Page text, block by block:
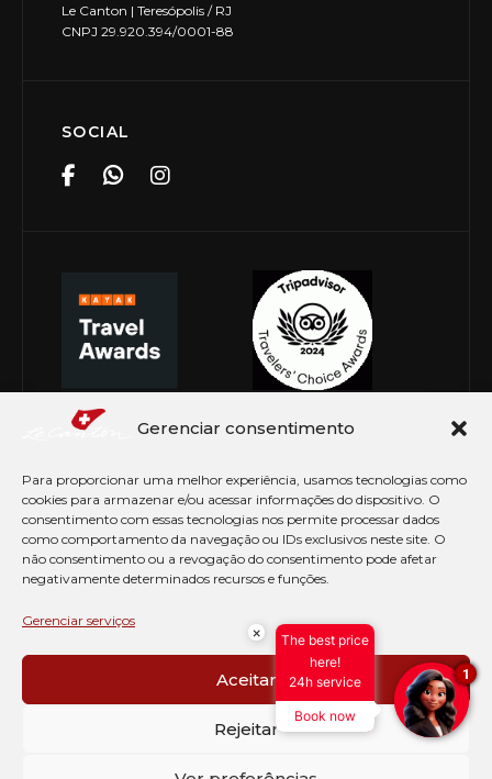
Gerenciar consentimento
Para proporcionar uma melhor experiência, usamos tecnologias como
cookies para armazenar e/ou acessar informações do dispositivo. O
consentimento com essas tecnologias nos permite processar dados
como comportamento da navegação ou IDs exclusivos neste site. O
não consentimento ou a revogação do consentimento pode afetar
negativamente determinados recursos e funções.
Gerenciar serviços
Aceitar
Rejeitar
Le Canton | Teresópolis / RJ
CNPJ 29.920.394/0001-88
SOCIAL
© Copyright 2026 Le Canton. Todos os direitos
PRÉ CHECK-IN
AVISO DE COOKIES
PERGUNTAS FREQUENTES
×
The best price
here!
24h service
Book now
1